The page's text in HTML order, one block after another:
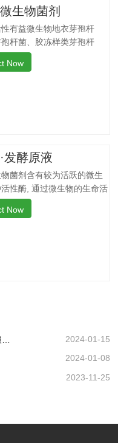
水渍。果树类(苹果、葡
、梨等)花前20天、生长
花芽分化，保花保果、着
，增加果实甜度，膨大早
性。玉米4-5叶期、抽穗扬花
生物菌剂
有益微生物地衣芽孢杆
杆菌、胶冻样类芽孢杆
能在植物根系周围大量繁
制病原菌，净化土壤，防
采用高纯度螯合态可溶性
有的海藻多糖、藻肮酸、
，可刺激植物体内非特异
和调节内源素的平衡，改
结。◆调控生长、转色膨
Now
发酵原液
菌剂含有较为活跃的微生
性酶, 通过微生物的生命活
有效成分, 起到解磷、解钾
肥使用量; 同时又能产生各
问题。2、解磷解钾、提高
Now
政府搭台 企业唱戏 济南高新区创业服务中心为企业及时搭建供需平台 2024-01-15
2024-01-08
2023-11-25